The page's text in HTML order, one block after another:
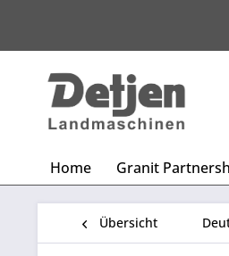
Home Granit
Übersicht